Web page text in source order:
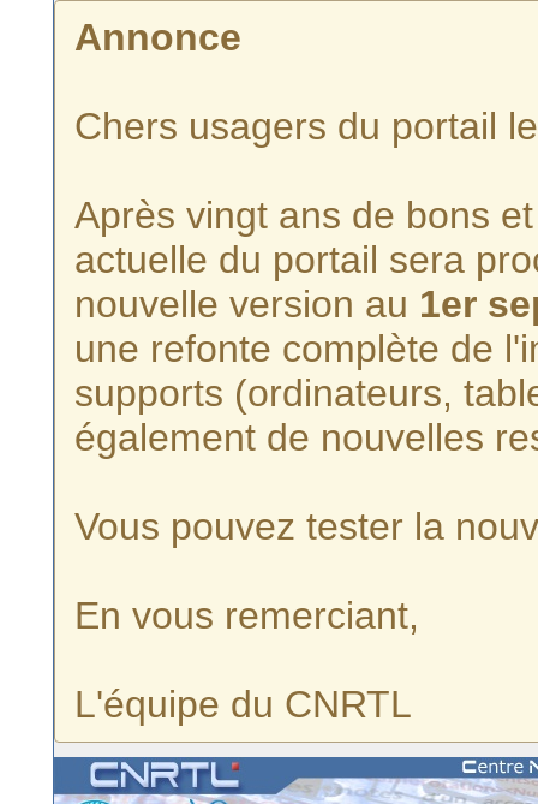
Annonce
Chers usagers du portail
Après vingt ans de bons
actuelle du portail sera
nouvelle version au 1er
une refonte complète de
supports (ordinateurs,
également de nouvelles
Vous pouvez tester la
En vous remerciant,
L'équipe du CNRTL